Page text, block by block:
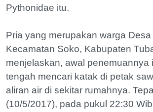
Pythonidae itu.
Pria yang merupakan warga
Kecamatan Soko, Kabupaten
menjelaskan, awal penemuannya
tengah mencari katak di petak
aliran air di sekitar rumahnya.
(10/5/2017), pada pukul 22:30